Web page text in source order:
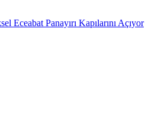
Eceabat Panayırı Kapılarını Açıyor